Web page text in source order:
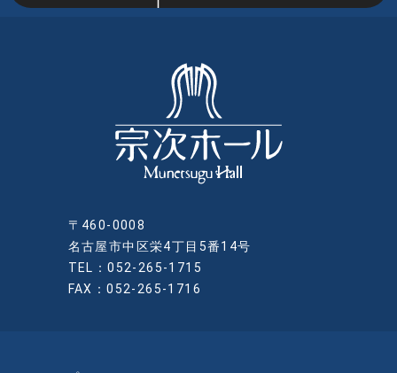
〒460-0008
名古屋市中区栄4丁目5番14号
TEL：052-265-1715
FAX：052-265-1716